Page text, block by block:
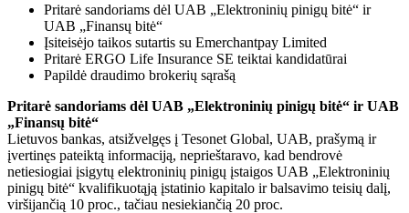
Pritarė sandoriams dėl UAB „Elektroninių pinigų bitė“ ir
UAB „Finansų bitė“
Įsiteisėjo taikos sutartis su Emerchantpay Limited
Pritarė ERGO Life Insurance SE teiktai kandidatūrai
Papildė draudimo brokerių sąrašą
Pritarė sandoriams dėl UAB „Elektroninių pinigų bitė“ ir UAB
„Finansų bitė“
Lietuvos bankas, atsižvelgęs į Tesonet Global, UAB, prašymą ir
įvertinęs pateiktą informaciją, neprieštaravo, kad bendrovė
netiesiogiai įsigytų elektroninių pinigų įstaigos UAB „Elektroninių
pinigų bitė“ kvalifikuotąją įstatinio kapitalo ir balsavimo teisių dalį,
viršijančią 10 proc., tačiau nesiekiančią 20 proc.